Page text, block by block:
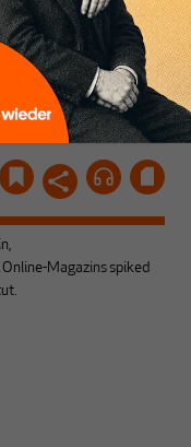
Dann
!
Magazins spiked